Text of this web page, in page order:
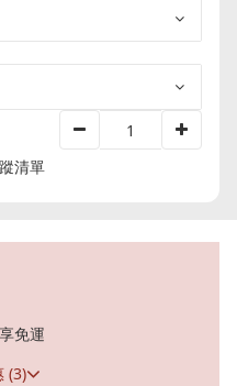
清單
免運
(3)